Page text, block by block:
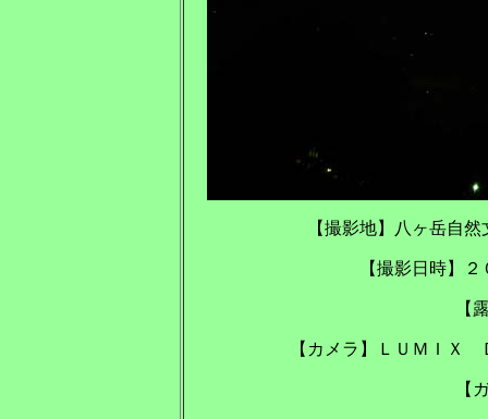
【撮影地】八ヶ
【撮影日時】
【
【カメラ】ＬＵＭＩＸ
【